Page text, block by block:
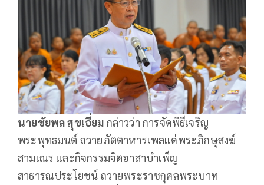
นายชัยพล สุขเอี่ยม กล่าวว่า การจัดพิธีเจริญ
พระพุทธมนต์ ถวายภัตตาหารเพลแด่พระภิกษุสงฆ์
สามเณร และกิจกรรมจิตอาสาบำเพ็ญ
สาธารณประโยชน์ ถวายพระราชกุศลพระบาท